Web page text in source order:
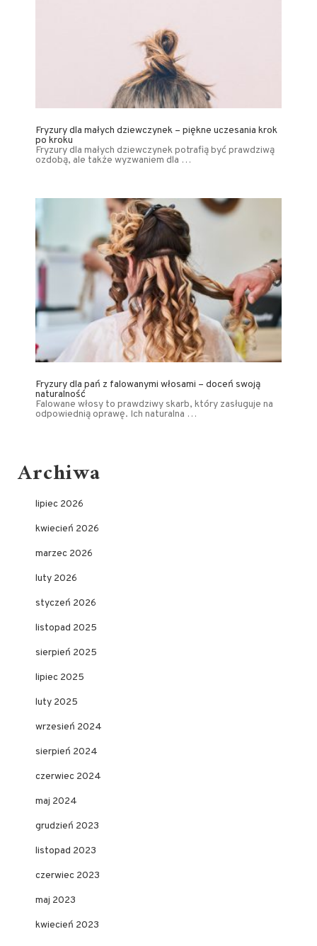
Fryzury dla małych dziewczynek – piękne uczesania krok
po kroku
Fryzury dla małych dziewczynek potrafią być prawdziwą
ozdobą, ale także wyzwaniem dla …
Fryzury dla pań z falowanymi włosami – doceń swoją
naturalność
Falowane włosy to prawdziwy skarb, który zasługuje na
odpowiednią oprawę. Ich naturalna …
Archiwa
lipiec 2026
kwiecień 2026
marzec 2026
luty 2026
styczeń 2026
listopad 2025
sierpień 2025
lipiec 2025
luty 2025
wrzesień 2024
sierpień 2024
czerwiec 2024
maj 2024
grudzień 2023
listopad 2023
czerwiec 2023
maj 2023
kwiecień 2023